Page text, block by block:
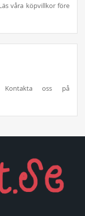
våra köpvillkor före
Kontakta oss på